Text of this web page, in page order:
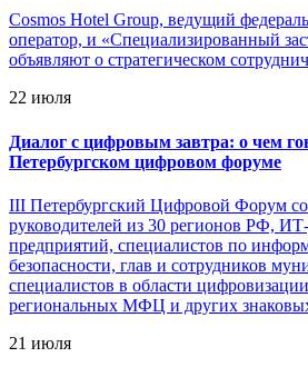
Cosmos Hotel Group, ведущий
оператор, и «Специализированный
объявляют о стратегическом
22 июля
Диалог с цифровым завтра: о чем
Петербургском цифровом форуме
III Петербургский Цифровой Форум
руководителей из 30 регионов РФ,
предприятий, специалистов по
безопасности, глав и сотрудников
специалистов в области
региональных МФЦ и других
21 июля